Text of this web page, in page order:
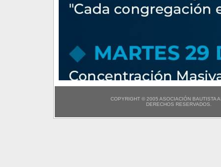
COPYRIGHT © 2005 ASOCIACIÓN BAUTISTA
DERECHOS RESERVADOS.